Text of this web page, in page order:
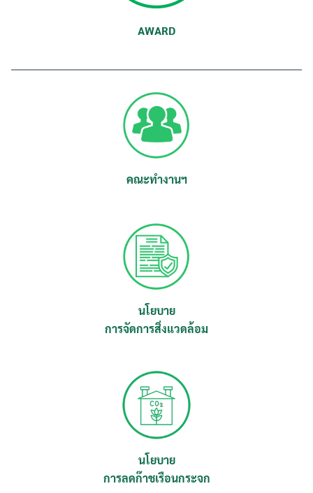
AWARD
คณะทำงานฯ
นโยบาย
การจัดการสิ่งแวดล้อม
นโยบาย
การลดก๊าชเรือนกระจก